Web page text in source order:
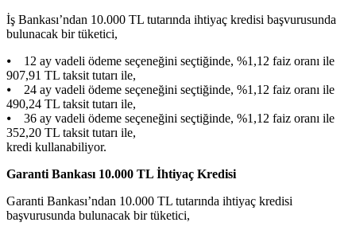
İş Bankası’ndan 10.000 TL tutarında ihtiyaç kredisi başvurusunda
bulunacak bir tüketici,
⦁ 12 ay vadeli ödeme seçeneğini seçtiğinde, %1,12 faiz oranı ile
907,91 TL taksit tutarı ile,
⦁ 24 ay vadeli ödeme seçeneğini seçtiğinde, %1,12 faiz oranı ile
490,24 TL taksit tutarı ile,
⦁ 36 ay vadeli ödeme seçeneğini seçtiğinde, %1,12 faiz oranı ile
352,20 TL taksit tutarı ile,
kredi kullanabiliyor.
Garanti Bankası 10.000 TL İhtiyaç Kredisi
Garanti Bankası’ndan 10.000 TL tutarında ihtiyaç kredisi
başvurusunda bulunacak bir tüketici,